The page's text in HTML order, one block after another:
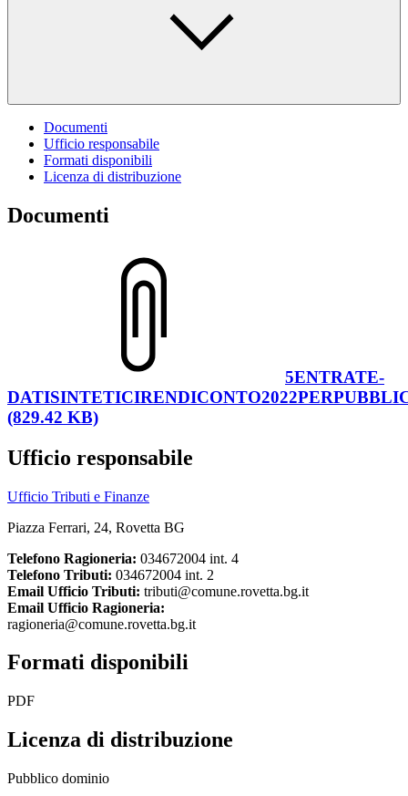
Documenti
Ufficio responsabile
Formati disponibili
Licenza di distribuzione
Documenti
5ENTRATE-
(829.42 KB)
Ufficio responsabile
Ufficio Tributi e Finanze
Piazza Ferrari, 24, Rovetta BG
Telefono Ragioneria: 034672004 int. 4
Telefono Tributi: 034672004 int. 2
Email Ufficio Tributi: tributi@comune.rovetta.bg.it
Email Ufficio Ragioneria:
ragioneria@comune.rovetta.bg.it
Formati disponibili
PDF
Licenza di distribuzione
Pubblico dominio